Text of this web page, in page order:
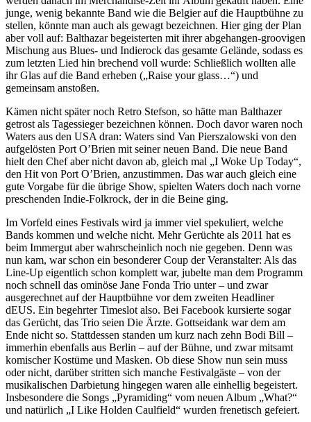
junge, wenig bekannte Band wie die Belgier auf die Hauptbühne zu
stellen, könnte man auch als gewagt bezeichnen. Hier ging der Plan
aber voll auf: Balthazar begeisterten mit ihrer abgehangen-groovigen
Mischung aus Blues- und Indierock das gesamte Gelände, sodass es
zum letzten Lied hin brechend voll wurde: Schließlich wollten alle
ihr Glas auf die Band erheben („Raise your glass…“) und
gemeinsam anstoßen.
Kämen nicht später noch Retro Stefson, so hätte man Balthazer
getrost als Tagessieger bezeichnen können. Doch davor waren noch
Waters aus den USA dran: Waters sind Van Pierszalowski von den
aufgelösten Port O’Brien mit seiner neuen Band. Die neue Band
hielt den Chef aber nicht davon ab, gleich mal „I Woke Up Today“,
den Hit von Port O’Brien, anzustimmen. Das war auch gleich eine
gute Vorgabe für die übrige Show, spielten Waters doch nach vorne
preschenden Indie-Folkrock, der in die Beine ging.
Im Vorfeld eines Festivals wird ja immer viel spekuliert, welche
Bands kommen und welche nicht. Mehr Gerüchte als 2011 hat es
beim Immergut aber wahrscheinlich noch nie gegeben. Denn was
nun kam, war schon ein besonderer Coup der Veranstalter: Als das
Line-Up eigentlich schon komplett war, jubelte man dem Programm
noch schnell das ominöse Jane Fonda Trio unter – und zwar
ausgerechnet auf der Hauptbühne vor dem zweiten Headliner
dEUS. Ein begehrter Timeslot also. Bei Facebook kursierte sogar
das Gerücht, das Trio seien Die Ärzte. Gottseidank war dem am
Ende nicht so. Stattdessen standen um kurz nach zehn Bodi Bill –
immerhin ebenfalls aus Berlin – auf der Bühne, und zwar mitsamt
komischer Kostüme und Masken. Ob diese Show nun sein muss
oder nicht, darüber stritten sich manche Festivalgäste – von der
musikalischen Darbietung hingegen waren alle einhellig begeistert.
Insbesondere die Songs „Pyramiding“ vom neuen Album „What?“
und natürlich „I Like Holden Caulfield“ wurden frenetisch gefeiert.